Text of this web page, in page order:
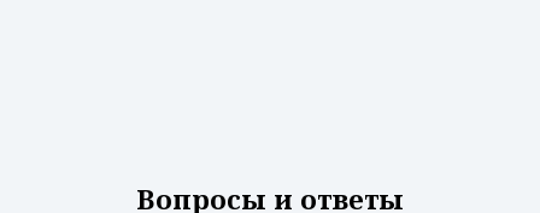
Вопросы и ответы